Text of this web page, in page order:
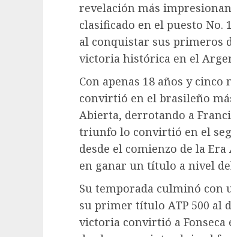
revelación más
clasificado en el puesto
al conquistar sus primeros
victoria histórica en el
Con apenas 18 años y cinco
convirtió en el brasileño
Abierta, derrotando a
triunfo lo convirtió en el
desde el comienzo de la
en ganar un título a nivel
Su temporada culminó con
su primer título ATP 500 al
victoria convirtió a Fonseca